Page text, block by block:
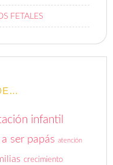
FETALES
infantil
ser papás atención
crecimiento